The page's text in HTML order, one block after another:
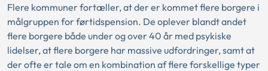
Flere kommuner fortæller, at der er kommet flere borgere i
målgruppen for førtidspension. De oplever blandt andet
flere borgere både under og over 40 år med psykiske
lidelser, at flere borgere har massive udfordringer, samt at
der ofte er tale om en kombination af flere forskellige typer